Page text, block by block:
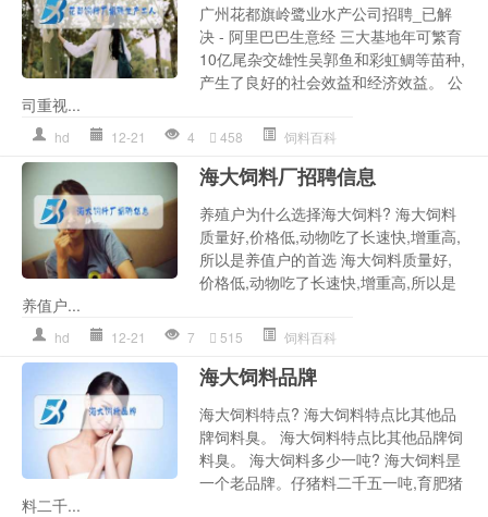
广州花都旗岭鹭业水产公司招聘_已解
决 - 阿里巴巴生意经 三大基地年可繁育
10亿尾杂交雄性吴郭鱼和彩虹鲷等苗种,
产生了良好的社会效益和经济效益。 公
司重视...
hd 12-21 4 458 饲料百科
海大饲料厂招聘信息
养殖户为什么选择海大饲料? 海大饲料
质量好,价格低,动物吃了长速快,增重高,
所以是养值户的首选 海大饲料质量好,
价格低,动物吃了长速快,增重高,所以是
养值户...
hd 12-21 7 515 饲料百科
海大饲料品牌
海大饲料特点? 海大饲料特点比其他品
牌饲料臭。 海大饲料特点比其他品牌饲
料臭。 海大饲料多少一吨? 海大饲料昰
一个老品牌。仔猪料二千五一吨,育肥猪
料二千...